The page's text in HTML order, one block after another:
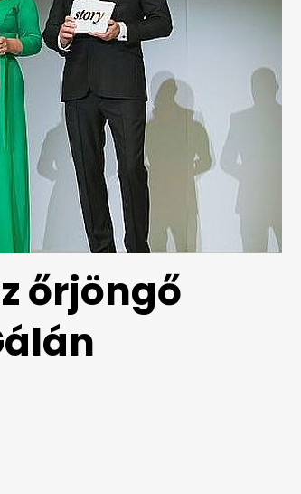
őrjöngő